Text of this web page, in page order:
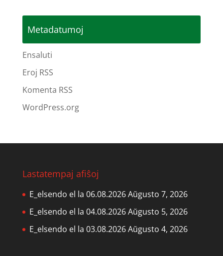
Metadatumoj
Ensaluti
Eroj RSS
Komenta RSS
WordPress.org
Lastatempaj afiŝoj
E_elsendo el la 06.08.2026Aŭgusto 7, 2026
E_elsendo el la 04.08.2026Aŭgusto 5, 2026
E_elsendo el la 03.08.2026Aŭgusto 4, 2026